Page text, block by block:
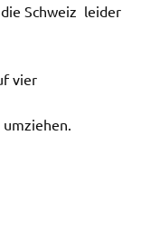
Schweiz leider
vier
umziehen.